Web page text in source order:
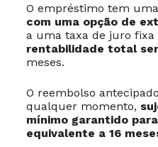
O empréstimo tem
com uma opção de
a uma taxa de juro fixa
rentabilidade total
meses.
O reembolso
qualquer momento,
mínimo garantido
equivalente a 16